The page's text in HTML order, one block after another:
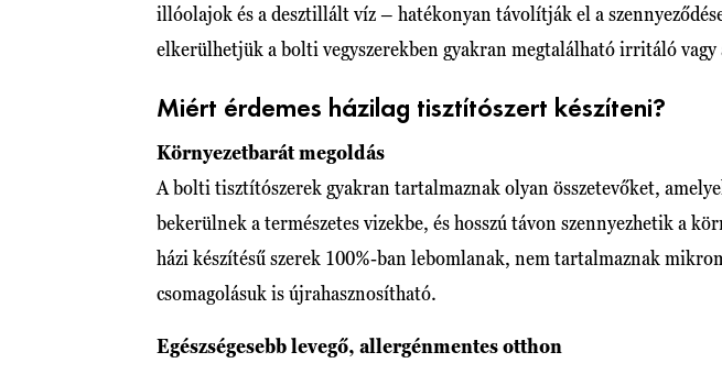
illóolajok és a desztillált víz – hatékonyan távolítják el a
elkerülhetjük a bolti vegyszerekben gyakran megtalálható irritáló vagy
Miért érdemes házilag tisztítószert készíteni?
Környezetbarát megoldás
A bolti tisztítószerek gyakran tartalmaznak olyan összetevőket,
bekerülnek a természetes vizekbe, és hosszú távon szennyezhetik a
házi készítésű szerek 100%-ban lebomlanak, nem tartalmaznak
csomagolásuk is újrahasznosítható.
Egészségesebb levegő, allergénmentes otthon